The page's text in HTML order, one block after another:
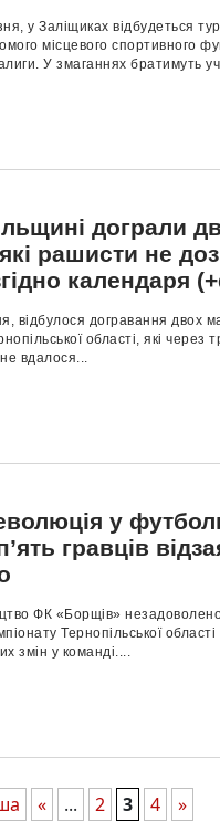
у Заліщиках відбудеться
місцевого спортивного
У змаганнях братимуть
дограли
рашисти не
календаря
відбулося догравання двох
області, які
вдалося...
у
гравців
ФК «Борщів»
Тернопільської
змін у команді....
« ... 2 3 4 »